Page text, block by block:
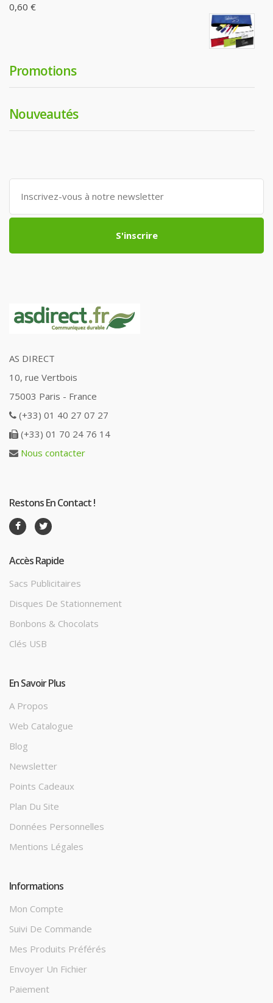
0,60 €
Promotions
Nouveautés
S'inscrire
AS DIRECT
10, rue Vertbois
75003 Paris - France
(+33) 01 40 27 07 27
(+33) 01 70 24 76 14
Nous contacter
Restons En Contact !
Accès Rapide
Sacs Publicitaires
Disques De Stationnement
Bonbons & Chocolats
Clés USB
En Savoir Plus
A Propos
Web Catalogue
Blog
Newsletter
Points Cadeaux
Plan Du Site
Données Personnelles
Mentions Légales
Informations
Mon Compte
Suivi De Commande
Mes Produits Préférés
Envoyer Un Fichier
Paiement